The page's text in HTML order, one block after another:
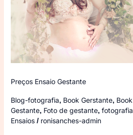
Preços Ensaio Gestante
Blog-fotografia, Book Gerstante,
Gestante, Foto de gestante,
Ensaios / ronisanches-admin